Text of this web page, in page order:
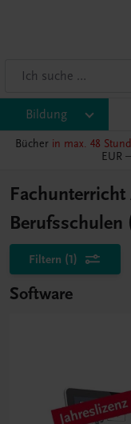
Bildung
Bücher in max. 48
EUR –
Berufsschulen
Filtern (1)
Software